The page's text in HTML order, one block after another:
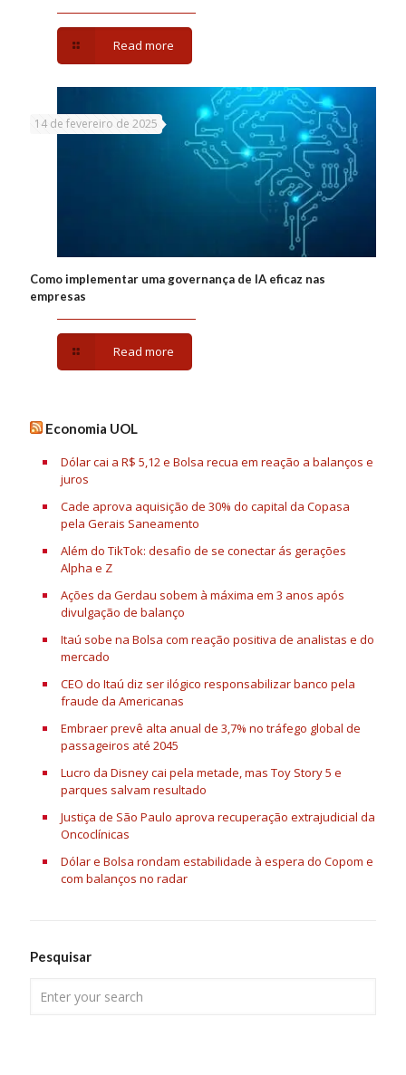
Read more
14 de fevereiro de 2025
Como implementar uma governança de IA eficaz nas
empresas
Read more
Economia UOL
Dólar cai a R$ 5,12 e Bolsa recua em reação a balanços e
juros
Cade aprova aquisição de 30% do capital da Copasa
pela Gerais Saneamento
Além do TikTok: desafio de se conectar ás gerações
Alpha e Z
Ações da Gerdau sobem à máxima em 3 anos após
divulgação de balanço
Itaú sobe na Bolsa com reação positiva de analistas e do
mercado
CEO do Itaú diz ser ilógico responsabilizar banco pela
fraude da Americanas
Embraer prevê alta anual de 3,7% no tráfego global de
passageiros até 2045
Lucro da Disney cai pela metade, mas Toy Story 5 e
parques salvam resultado
Justiça de São Paulo aprova recuperação extrajudicial da
Oncoclínicas
Dólar e Bolsa rondam estabilidade à espera do Copom e
com balanços no radar
Pesquisar